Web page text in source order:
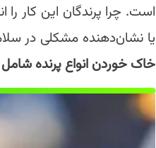
است. چرا پرندگان این کار
یا نشان‌دهنده مشکلی در
خاک خوردن انواع پرنده